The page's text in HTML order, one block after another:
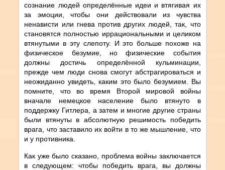
сознание людей определённые идеи и втягивая их
за эмоции, чтобы они действовали из чувства
ненависти или гнева против других людей, так, что
становятся полностью иррациональными и целиком
втянутыми в эту слепоту. И это больше похоже на
физическое безумие, но физические события
должны достичь определённой кульминации,
прежде чем люди снова смогут абстрагироваться и
неожиданно увидеть, каким это было безумием. Вы
помните, что во время Второй мировой войны
вначале немецкое население было втянуто в
поддержку Гитлера, а затем и многие другие страны
были втянуты в абсолютную решимость победить
врага, что заставило их войти в то же мышление, что
и у противника.
Как уже было сказано, проблема войны заключается
в следующем: чтобы победить врага, вы должны